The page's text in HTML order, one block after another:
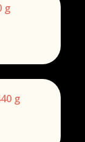
g
g